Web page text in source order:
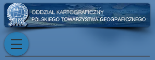
ODDZIAŁ KARTOGRAFICZNY
POLSKIEGO TOWARZYSTWA GEOGRAFICZNEGO